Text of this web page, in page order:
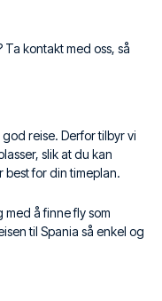
kontakt med oss, så
reise. Derfor tilbyr vi
slik at du kan
best for din timeplan.
å finne fly som
til Spania så enkel og